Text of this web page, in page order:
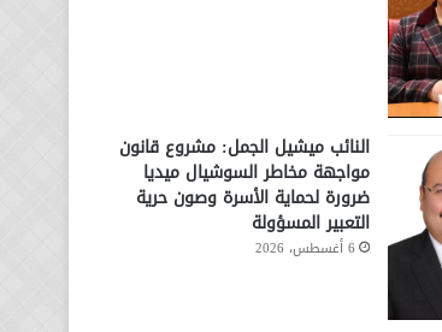
النائب ميشيل الجمل: مشروع قانون
مواجهة مخاطر السوشيال ميديا
ضرورة لحماية الأسرة وصون حرية
التعبير المسؤولة
6 أغسطس، 2026